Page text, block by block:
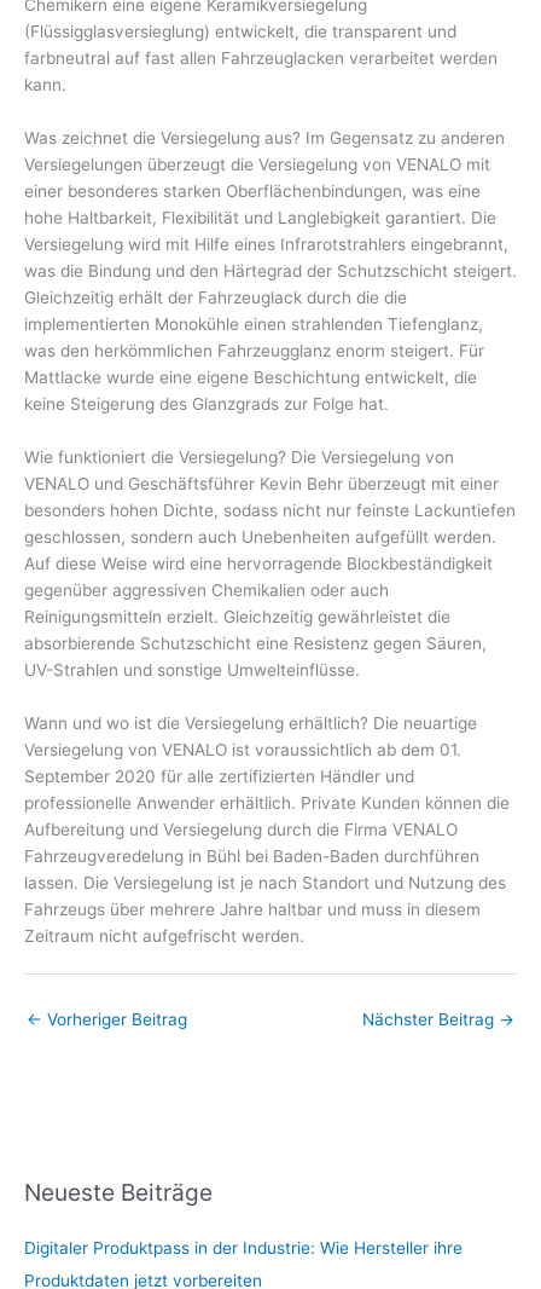
Chemikern eine eigene Keramikversiegelung
(Flüssigglasversieglung) entwickelt, die transparent und
farbneutral auf fast allen Fahrzeuglacken verarbeitet werden
kann.
Was zeichnet die Versiegelung aus? Im Gegensatz zu anderen
Versiegelungen überzeugt die Versiegelung von VENALO mit
einer besonderes starken Oberflächenbindungen, was eine
hohe Haltbarkeit, Flexibilität und Langlebigkeit garantiert. Die
Versiegelung wird mit Hilfe eines Infrarotstrahlers eingebrannt,
was die Bindung und den Härtegrad der Schutzschicht steigert.
Gleichzeitig erhält der Fahrzeuglack durch die die
implementierten Monokühle einen strahlenden Tiefenglanz,
was den herkömmlichen Fahrzeugglanz enorm steigert. Für
Mattlacke wurde eine eigene Beschichtung entwickelt, die
keine Steigerung des Glanzgrads zur Folge hat.
Wie funktioniert die Versiegelung? Die Versiegelung von
VENALO und Geschäftsführer Kevin Behr überzeugt mit einer
besonders hohen Dichte, sodass nicht nur feinste Lackuntiefen
geschlossen, sondern auch Unebenheiten aufgefüllt werden.
Auf diese Weise wird eine hervorragende Blockbeständigkeit
gegenüber aggressiven Chemikalien oder auch
Reinigungsmitteln erzielt. Gleichzeitig gewährleistet die
absorbierende Schutzschicht eine Resistenz gegen Säuren,
UV-Strahlen und sonstige Umwelteinflüsse.
Wann und wo ist die Versiegelung erhältlich? Die neuartige
Versiegelung von VENALO ist voraussichtlich ab dem 01.
September 2020 für alle zertifizierten Händler und
professionelle Anwender erhältlich. Private Kunden können die
Aufbereitung und Versiegelung durch die Firma VENALO
Fahrzeugveredelung in Bühl bei Baden-Baden durchführen
lassen. Die Versiegelung ist je nach Standort und Nutzung des
Fahrzeugs über mehrere Jahre haltbar und muss in diesem
Zeitraum nicht aufgefrischt werden.
← Vorheriger Beitrag Nächster Beitrag →
Neueste Beiträge
Digitaler Produktpass in der Industrie: Wie Hersteller ihre
Produktdaten jetzt vorbereiten